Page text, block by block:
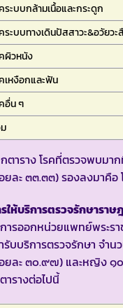
ระบบกล้ามเนื้อและกระดูก
ระบบทางเดินปัสสาวะ&อวัยว
ผิวหนัง
เหงือกและฟัน
อื่น ๆ
ตาราง โรคที่ตรวจพบมา
ยละ ๓๓.๓๓) รองลงมาคือ
ให้บริการตรวจรักษาราษ
ารออกหน่วยแพทย์พระร
รับบริการตรวจรักษา จำ
ยละ ๓๐.๙๗) และหญิง ๑
ารางต่อไปนี้